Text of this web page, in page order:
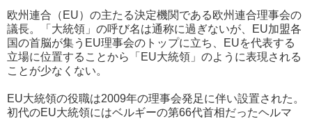
欧州連合（EU）の主たる決定機関である欧州連合理事会の
議長。「大統領」の呼び名は通称に過ぎないが、EU加盟各
国の首脳が集うEU理事会のトップに立ち、EUを代表する
立場に位置することから「EU大統領」のように表現される
ことが少なくない。
EU大統領の役職は2009年の理事会発足に伴い設置された。
初代のEU大統領にはベルギーの第66代首相だったヘルマ